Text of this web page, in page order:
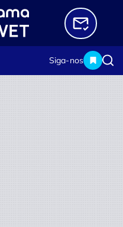
Siga-nos